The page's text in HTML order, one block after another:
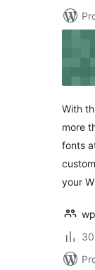
With
more
fonts
your